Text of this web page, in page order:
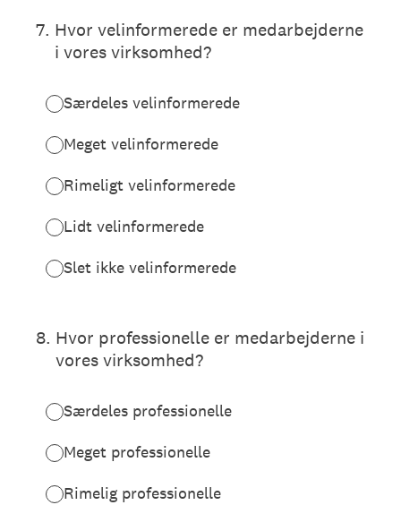
7. Hvor velinformerede er medarbejderne
i vores virksomhed?
Særdeles velinformerede
Meget velinformerede
Rimeligt velinformerede
Lidt velinformerede
Slet ikke velinformerede
8. Hvor professionelle er medarbejderne i
vores virksomhed?
Særdeles professionelle
Meget professionelle
Rimelig professionelle